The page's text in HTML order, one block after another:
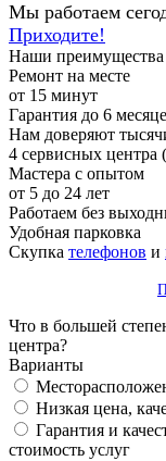
Мы работаем
Приходите!
Наши преимущества
Ремонт на месте
от 15 минут
Гарантия до 6
Нам доверяют
4 сервисных центра (
Мастера с опытом
от 5 до 24 лет
Работаем без
Удобная парковка
Скупка телефонов и
Что в большей
центра?
Варианты
Низкая цена,
Гарантия и
стоимость услуг